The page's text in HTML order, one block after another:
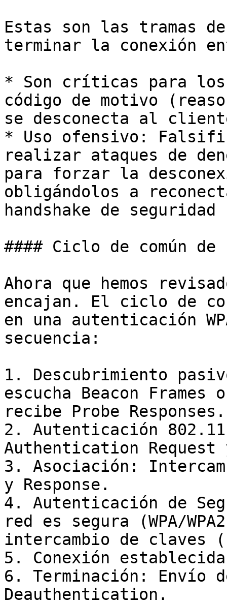
Estas son las tramas
terminar la conexión
* Son críticas para los
código de motivo
se desconecta al
* Uso ofensivo:
realizar ataques de
para forzar la
obligándolos a
handshake de
#### Ciclo de común de
Ahora que hemos
encajan. El ciclo de
en una autenticación
secuencia:
1. Descubrimiento
escucha Beacon
recibe Probe Responses.
2. Autenticación
Authentication Request
3. Asociación:
y Response.
4. Autenticación de
red es segura (WPA/
intercambio de claves
5. Conexión
6. Terminación: Envío
Deauthentication.